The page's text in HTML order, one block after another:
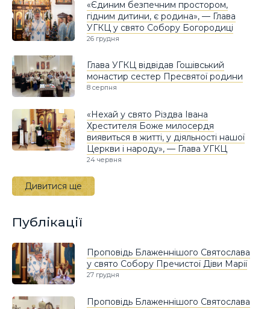
«Єдиним безпечним простором,
гідним дитини, є родина», — Глава
УГКЦ у свято Собору Богородиці
26 грудня
Глава УГКЦ відвідав Гошівський
монастир сестер Пресвятої родини
8 серпня
«Нехай у свято Різдва Івана
Хрестителя Боже милосердя
виявиться в житті, у діяльності нашої
Церкви і народу», — Глава УГКЦ
24 червня
Дивитися ще
Публікації
Проповідь Блаженнішого Святослава
у свято Собору Пречистої Діви Марії
27 грудня
Проповідь Блаженнішого Святослава